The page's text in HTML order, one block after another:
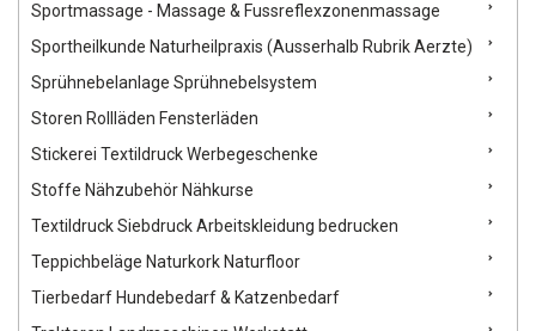
Sportmassage - Massage & Fussreflexzonenmassage
Sportheilkunde Naturheilpraxis (Ausserhalb Rubrik Aerzte)
Sprühnebelanlage Sprühnebelsystem
Storen Rollläden Fensterläden
Stickerei Textildruck Werbegeschenke
Stoffe Nähzubehör Nähkurse
Textildruck Siebdruck Arbeitskleidung bedrucken
Teppichbeläge Naturkork Naturfloor
Tierbedarf Hundebedarf & Katzenbedarf